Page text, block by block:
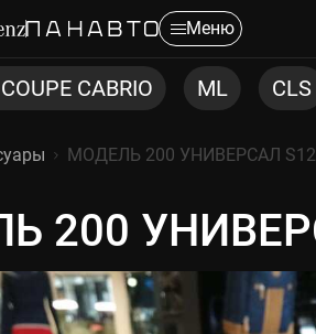
Меню
ML CLS C COUPE C
МОДЕЛЬ 200 УНИВЕРСАЛ
УНИВЕРСАЛ
200